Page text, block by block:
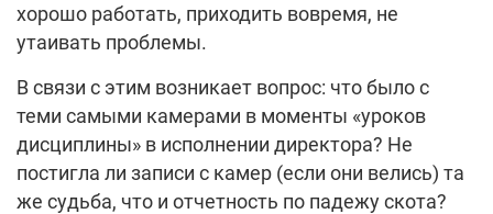
хорошо работать, приходить вовремя, не
утаивать проблемы.
В связи с этим возникает вопрос: что было с
теми самыми камерами в моменты «уроков
дисциплины» в исполнении директора? Не
постигла ли записи с камер (если они велись) та
же судьба, что и отчетность по падежу скота?